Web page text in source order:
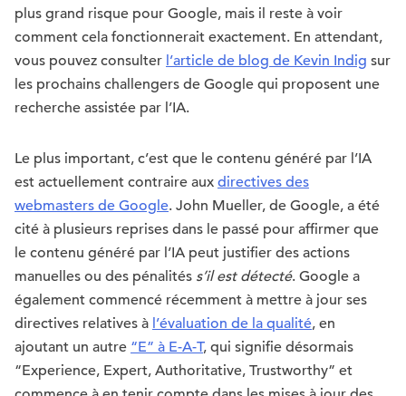
plus grand risque pour Google, mais il reste à voir
comment cela fonctionnerait exactement. En attendant,
vous pouvez consulter l’article de blog de Kevin Indig sur
les prochains challengers de Google qui proposent une
recherche assistée par l’IA.
Le plus important, c’est que le contenu généré par l’IA
est actuellement contraire aux directives des
webmasters de Google. John Mueller, de Google, a été
cité à plusieurs reprises dans le passé pour affirmer que
le contenu généré par l’IA peut justifier des actions
manuelles ou des pénalités s’il est détecté. Google a
également commencé récemment à mettre à jour ses
directives relatives à l’évaluation de la qualité, en
ajoutant un autre “E” à E-A-T, qui signifie désormais
“Experience, Expert, Authoritative, Trustworthy” et